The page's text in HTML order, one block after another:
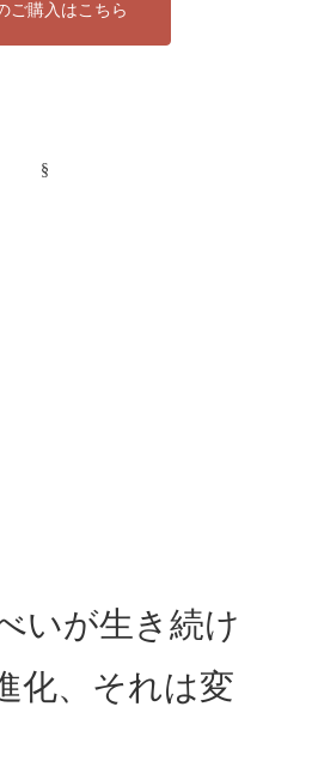
ご購入はこちら
§
いが生き続け
化、それは変